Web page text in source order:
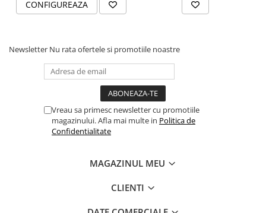
CONFIGUREAZA
Newsletter Nu rata ofertele si promotiile noastre
Vreau sa primesc newsletter cu promotiile
magazinului. Afla mai multe in Politica de
Confidentialitate
MAGAZINUL MEU
CLIENTI